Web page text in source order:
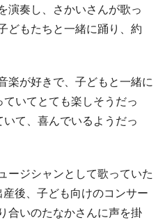
演奏し、さかいさんが歌っ
どもたちと一緒に踊り、約
楽が好きで、子どもと一緒に
いてとても楽しそうだっ
て、喜んでいるようだっ
ージシャンとして歌っていた
後、子ども向けのコンサー
合いのたなかさんに声を掛